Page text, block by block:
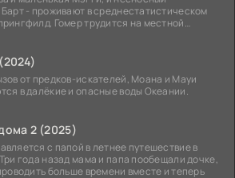
- проживают в среднестатистическом
Гомер трудится на местной
от предков-искателей, Моана и Мауи
в далёкие и опасные воды Океании.
2 (2025)
с папой в летнее путешествие в
года назад мама и папа пообещали дочке,
больше времени вместе и теперь